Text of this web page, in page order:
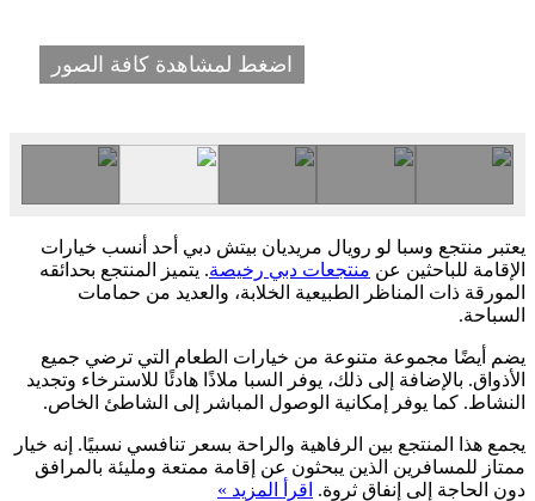
اضغط لمشاهدة كافة الصور
يعتبر منتجع وسبا لو رويال مريديان بيتش دبي أحد أنسب خيارات
الإقامة للباحثين عن منتجعات دبي رخيصة. يتميز المنتجع بحدائقه
المورقة ذات المناظر الطبيعية الخلابة، والعديد من حمامات
السباحة.
يضم أيضًا مجموعة متنوعة من خيارات الطعام التي ترضي جميع
الأذواق. بالإضافة إلى ذلك، يوفر السبا ملاذًا هادئًا للاسترخاء وتجديد
النشاط. كما يوفر إمكانية الوصول المباشر إلى الشاطئ الخاص.
يجمع هذا المنتجع بين الرفاهية والراحة بسعر تنافسي نسبيًا. إنه خيار
ممتاز للمسافرين الذين يبحثون عن إقامة ممتعة ومليئة بالمرافق
دون الحاجة إلى إنفاق ثروة. اقرأ المزيد »